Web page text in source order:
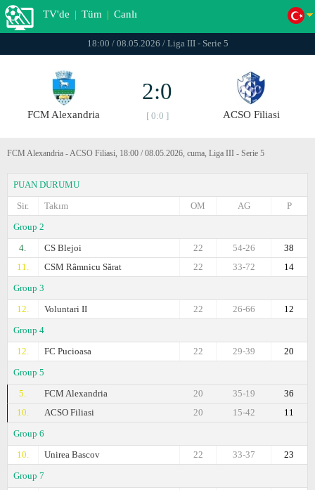
TV'de | Tüm | Canlı
18:00 / 08.05.2026 / Liga III - Serie 5
FCM Alexandria
2:0
[ 0:0 ] ACSO Filiasi
FCM Alexandria - ACSO Filiasi, 18:00 / 08.05.2026, cuma, Liga III - Serie 5
PUAN DURUMU
Sir.
Takım P
AG
OM
Group 2
4.
CS Blejoi 38
54-26
22
11.
CSM Râmnicu Sărat 14
33-72
22
Group 3
12.
Voluntari II 12
26-66
22
Group 4
12.
FC Pucioasa 20
29-39
22
Group 5
5.
FCM Alexandria 36
35-19
20
10.
ACSO Filiasi 11
15-42
20
Group 6
10.
Unirea Bascov 23
33-37
22
Group 7